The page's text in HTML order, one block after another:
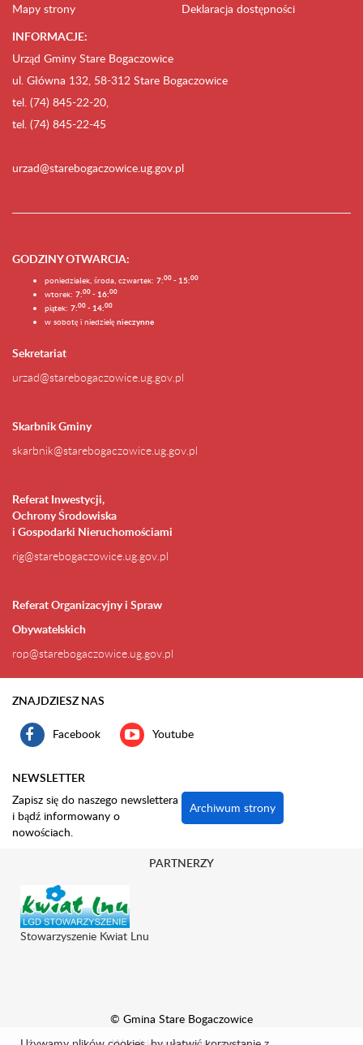
Mapy strony
Deklaracja dostępności
INFORMACJE:
Urząd Gminy Stare Bogaczowice
ul. Główna 132, 58-312 Stare Bogaczowice
tel. (74) 845-22-20,
tel. (74) 845-22-45
urzad@starebogaczowice.ug.gov.pl
GODZINY OTWARCIA:
poniedziałek, środa, czwartek: 7:00 - 15:00
wtorek: 7:00 - 16:00
piątek: 7:00 - 14:00
w sobotę i niedzielę nieczynne
Sekretariat
urzad@starebogaczowice.ug.gov.pl
Skarbnik Gminy
skarbnik@starebogaczowice.ug.gov.pl
Referat Inwestycji,
Ochrony Środowiska
i Gospodarki Nieruchomościami
rig@starebogaczowice.ug.gov.pl
Referat Organizacyjny i Spraw
Obywatelskich
rop@starebogaczowice.ug.gov.pl
ZNAJDZIESZ NAS
Facebook Youtube
NEWSLETTER
Zapisz się do naszego newslettera
i bądź informowany o
nowościach.
Archiwum strony
© Gmina Stare Bogaczowice
PARTNERZY
Stowarzyszenie Kwiat Lnu